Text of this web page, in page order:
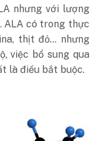
nhưng với lượng
ALA có trong thực
thịt đỏ… nhưng
việc bổ sung qua
là điều bắt buộc.